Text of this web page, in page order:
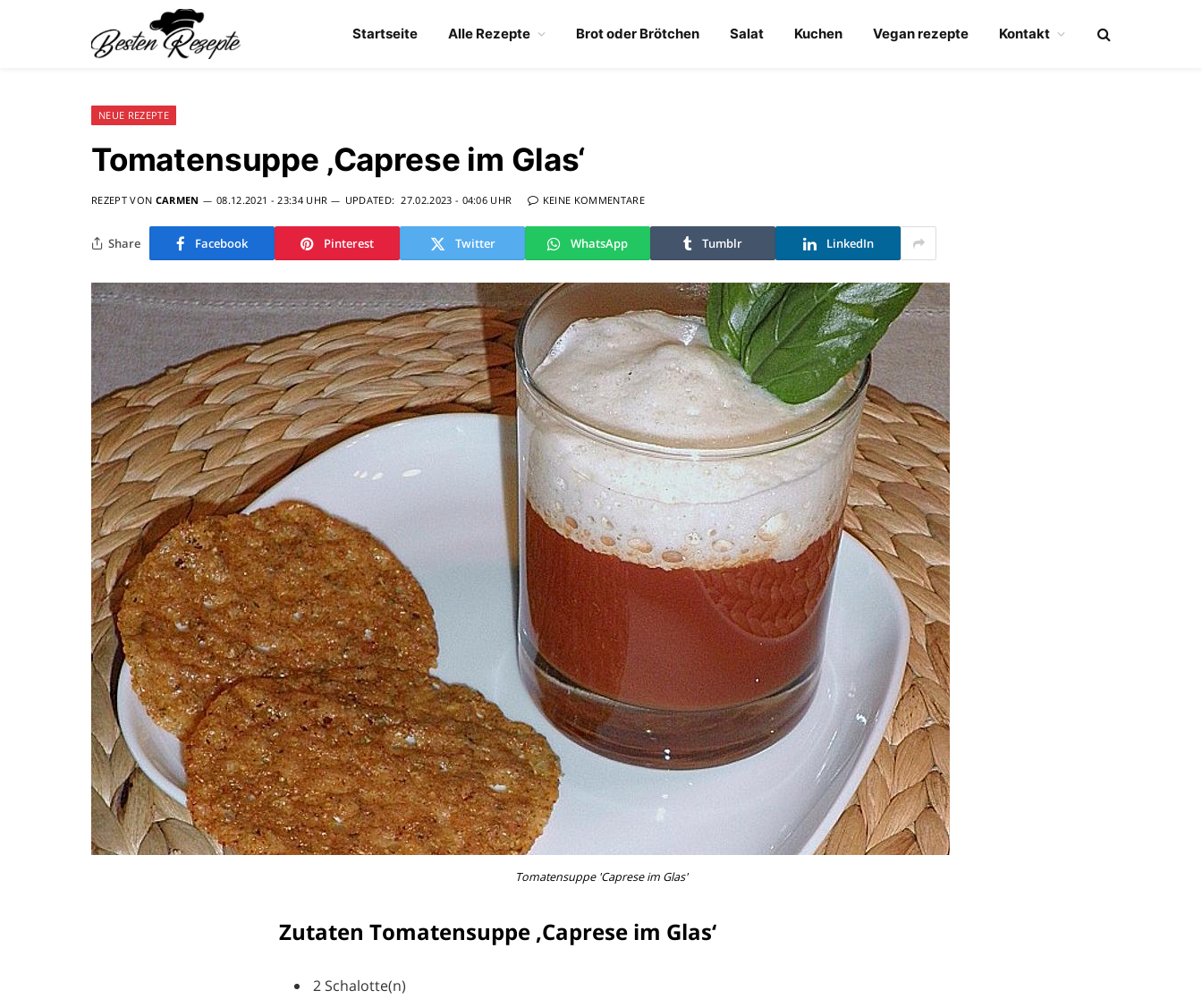
Startseite Alle Rezepte Brot oder Brötchen Salat Kuchen Vegan rezepte Kontakt
NEUE REZEPTE
Tomatensuppe ‚Caprese im Glas‘
REZEPT VON CARMEN 08.12.2021 - 23:34 UHR UPDATED: 27.02.2023 - 04:06 UHR KEINE KOMMENTARE
Share Facebook Pinterest Twitter WhatsApp Tumblr LinkedIn
Tomatensuppe 'Caprese im Glas'
Zutaten Tomatensuppe ‚Caprese im Glas‘
2 Schalotte(n)